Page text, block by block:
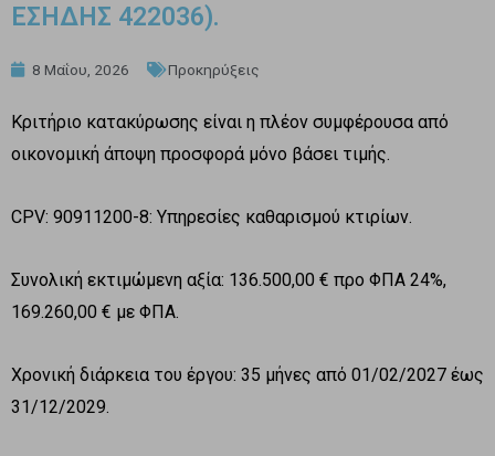
ΕΣΗΔΗΣ 422036).
8 Μαΐου, 2026 Προκηρύξεις
Κριτήριο κατακύρωσης είναι η πλέον συμφέρουσα από
οικονομική άποψη προσφορά μόνο βάσει τιμής.
CPV: 90911200-8: Υπηρεσίες καθαρισμού κτιρίων.
Συνολική εκτιμώμενη αξία: 136.500,00 € προ ΦΠΑ 24%,
169.260,00 € με ΦΠΑ.
Χρονική διάρκεια του έργου: 35 μήνες από 01/02/2027 έως
31/12/2029.